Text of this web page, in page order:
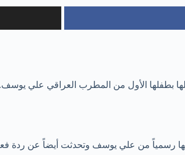
بطفلها الأول من المطرب العراقي علي يوسف.
رسمياً من علي يوسف وتحدثت أيضاً عن ردة